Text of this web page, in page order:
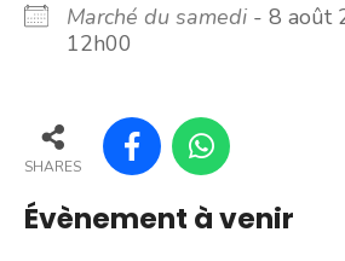
Marché du samedi - 8 août
12h00
SHARES
Évènement à venir